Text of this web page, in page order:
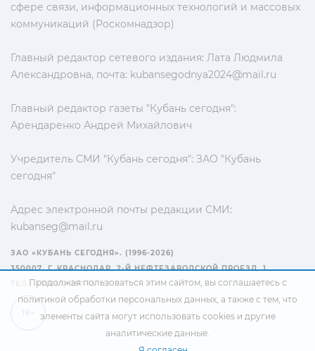
сфере связи, информационных технологий и массовых
коммуникаций (Роскомнадзор)
Главный редактор сетевого издания: Лата Людмила
Александровна, почта: kubansegodnya2024@mail.ru
Главный редактор газеты "Кубань сегодня":
Арендаренко Андрей Михайлович
Учредитель СМИ "Кубань сегодня": ЗАО "Кубань
сегодня"
Адрес электронной почты редакции СМИ:
kubanseg@mail.ru
ЗАО «КУБАНЬ СЕГОДНЯ». (1996-2026)
350007, Г. КРАСНОДАР, 2-Й НЕФТЕЗАВОДСКОЙ ПРОЕЗД, 1
ТЕЛ.: +7(861) 267-15-15
Продолжая пользоваться этим сайтом, вы соглашаетесь с
политикой обработки персональных данных, а также с тем, что
элементы сайта могут использовать cookies и другие
аналитические данные.